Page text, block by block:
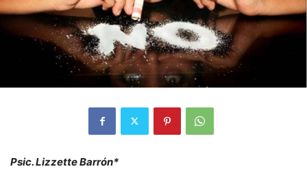
Psic. Lizzette Barrón*